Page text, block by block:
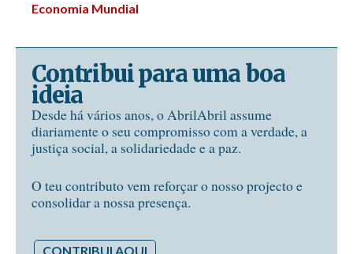
Economia Mundial
Contribui para uma boa
ideia
Desde há vários anos, o AbrilAbril assume
diariamente o seu compromisso com a verdade, a
justiça social, a solidariedade e a paz.
O teu contributo vem reforçar o nosso projecto e
consolidar a nossa presença.
CONTRIBUI AQUI